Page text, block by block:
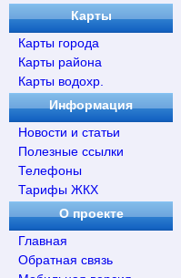
Карты
Карты города
Карты района
Карты водохр.
Информация
Новости и статьи
Полезные ссылки
Телефоны
Тарифы ЖКХ
О проекте
Главная
Обратная связь